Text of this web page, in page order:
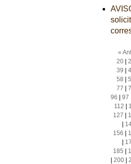
«
20|
39
58
77
96
97
112
127
156
185
200|